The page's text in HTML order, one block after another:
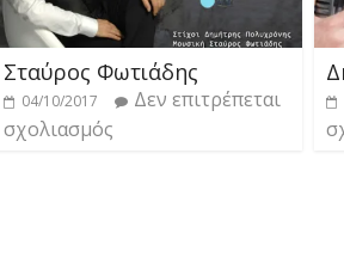
Σταύρος Φωτιάδης
04/10/2017
Δεν επιτρέπεται
σχολιασμός